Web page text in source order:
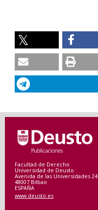
Facultad de Derecho
Universidad de Deusto
Avenida de las Universidades 24
48007 Bilbao
ESPAÑA
www.deusto.es